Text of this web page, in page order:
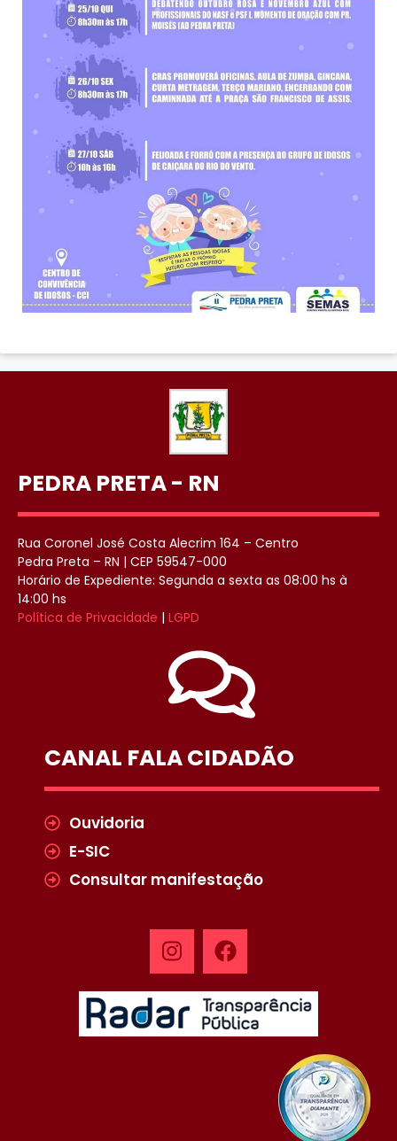
PEDRA PRETA - RN
Rua Coronel José Costa Alecrim 164 – Centro
Pedra Preta – RN | CEP 59547-000
Horário de Expediente: Segunda a sexta as 08:00 hs à
14:00 hs
Política de Privacidade | LGPD
CANAL FALA CIDADÃO
Ouvidoria
E-SIC
Consultar manifestação